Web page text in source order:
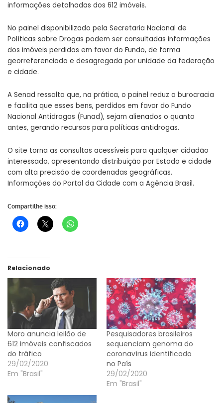
informações detalhadas dos 612 imóveis.
No painel disponibilizado pela Secretaria Nacional de
Políticas sobre Drogas podem ser consultadas informações
dos imóveis perdidos em favor do Fundo, de forma
georreferenciada e desagregada por unidade da federação
e cidade.
A Senad ressalta que, na prática, o painel reduz a burocracia
e facilita que esses bens, perdidos em favor do Fundo
Nacional Antidrogas (Funad), sejam alienados o quanto
antes, gerando recursos para políticas antidrogas.
O site torna as consultas acessíveis para qualquer cidadão
interessado, apresentando distribuição por Estado e cidade
com alta precisão de coordenadas geográficas.
Informações do Portal da Cidade com a Agência Brasil.
Compartilhe isso:
Relacionado
Moro anuncia leilão de
612 imóveis confiscados
do tráfico
29/02/2020
Em "Brasil"
Pesquisadores brasileiros
sequenciam genoma do
coronavírus identificado
no País
29/02/2020
Em "Brasil"